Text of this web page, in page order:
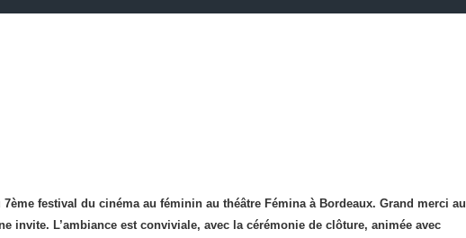
festival du cinéma au féminin au théâtre Fémina à Bordeaux. Grand merci au
invite. L’ambiance est conviviale, avec la cérémonie de clôture, animée avec